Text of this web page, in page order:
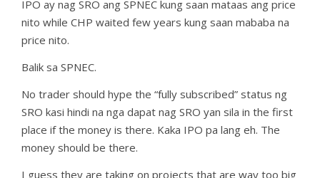
IPO ay nag SRO ang SPNEC kung saan mataas ang price
nito while CHP waited few years kung saan mababa na
price nito.
Balik sa SPNEC.
No trader should hype the “fully subscribed” status ng
SRO kasi hindi na nga dapat nag SRO yan sila in the first
place if the money is there. Kaka IPO pa lang eh. The
money should be there.
I guess they are taking on projects that are way too big